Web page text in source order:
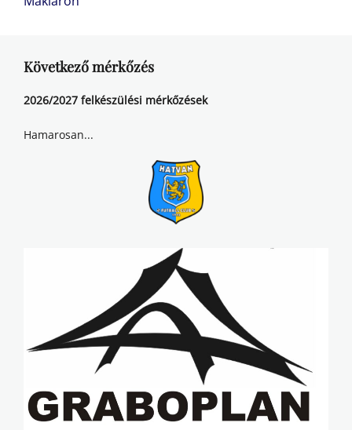
Következő mérkőzés
2026/2027 felkészülési mérkőzések
Hamarosan...